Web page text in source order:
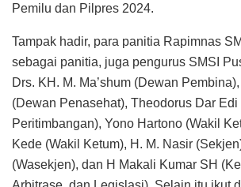
Pemilu dan Pilpres 2024.
Tampak hadir, para panitia Rapimnas
sebagai panitia, juga pengurus SMSI
Drs. KH. M. Ma’shum (Dewan
(Dewan Penasehat), Theodorus Dar
Peritimbangan), Yono Hartono (Wakil
Kede (Wakil Ketum), H. M. Nasir
(Wasekjen), dan H Makali Kumar SH